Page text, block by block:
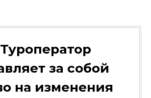
за собой
на изменения